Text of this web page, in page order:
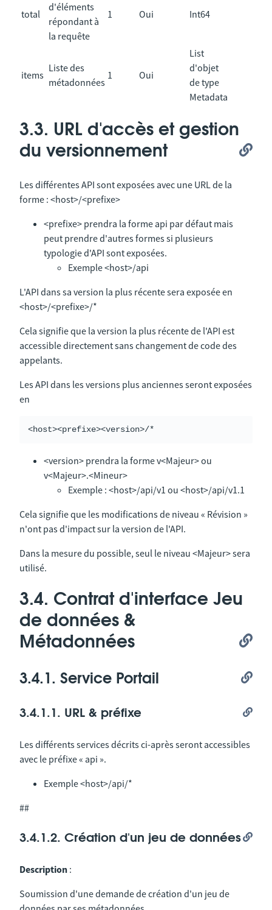
total
d'éléments
répondant à
la requête
1 Oui Int64
items
Liste des
métadonnées
1 Oui
List
d'objet
de type
Metadata
3.3. URL d'accès et gestion
du versionnement
Les différentes API sont exposées avec une URL de la
forme : <host>/<prefixe>
<prefixe> prendra la forme api par défaut mais
peut prendre d'autres formes si plusieurs
typologie d'API sont exposées.
Exemple <host>/api
L'API dans sa version la plus récente sera exposée en
<host>/<prefixe>/*
Cela signifie que la version la plus récente de l'API est
accessible directement sans changement de code des
appelants.
Les API dans les versions plus anciennes seront exposées
en
<version> prendra la forme v<Majeur> ou
v<Majeur>.<Mineur>
Exemple : <host>/api/v1 ou <host>/api/v1.1
Cela signifie que les modifications de niveau « Révision »
n'ont pas d'impact sur la version de l'API.
Dans la mesure du possible, seul le niveau <Majeur> sera
utilisé.
3.4. Contrat d'interface Jeu
de données &
Métadonnées
3.4.1. Service Portail
3.4.1.1. URL & préfixe
Les différents services décrits ci-après seront accessibles
avec le préfixe « api ».
Exemple <host>/api/*
##
3.4.1.2. Création d'un jeu de données
Description :
Soumission d'une demande de création d'un jeu de